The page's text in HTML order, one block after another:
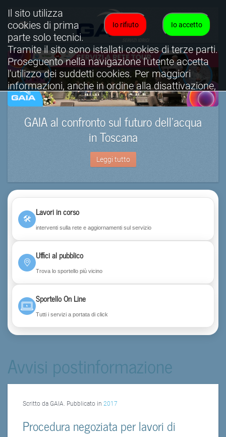
GAIA al confronto sul futuro dell’acqua
in Toscana
Leggi tutto
🛠
Lavori in corso
interventi sulla rete e aggiornamenti sul servizio
Uffici al pubblico
Trova lo sportello più vicino
Sportello On Line
Tutti i servizi a portata di click
Avvisi postinformazione
Scritto da GAIA. Pubblicato in 2017
Procedura negoziata per lavori di
Io accetto
Io rifiuto
Il sito utilizza
cookies di prima
parte solo tecnici.
Tramite il sito sono istallati cookies di terze parti.
Proseguento nella navigazione l'utente accetta
l'utilizzo dei suddetti cookies. Per maggiori
informazioni, anche in ordine alla disattivazione,
è possibile consultare l'informativa cookies
completa.
Visualizza informativa completa.